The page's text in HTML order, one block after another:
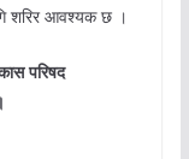
शरिर आवश्यक छ ।
परिषद